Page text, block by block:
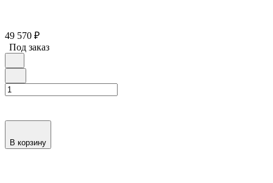
49 570 ₽
Под заказ
В корзину